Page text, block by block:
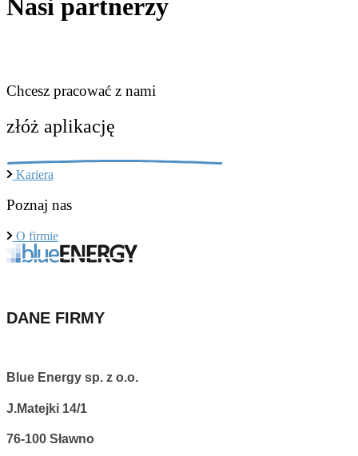
Nasi partnerzy
Chcesz pracować z nami
złóż aplikację
Kariera
Poznaj nas
O firmie
DANE FIRMY
Blue Energy sp. z o.o.
J.Matejki 14/1
76-100 Sławno